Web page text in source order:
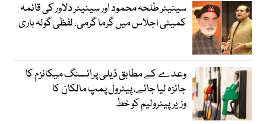
سینیٹر طلحہ محمود اور سینیٹر دلاور کی قائمہ
کمیٹی اجلاس میں گرما گرمی، لفظی گولہ باری
وعدے کے مطابق ڈیلی پرائسنگ میکانزم کا
جائزہ لیا جائے، پیٹرول پمپ مالکان کا
وزیرپیٹرولیم کو خط